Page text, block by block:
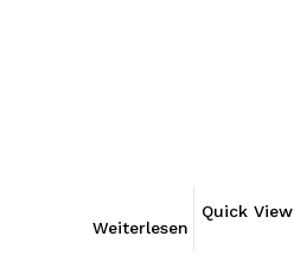
Weiterlesen
Quick View